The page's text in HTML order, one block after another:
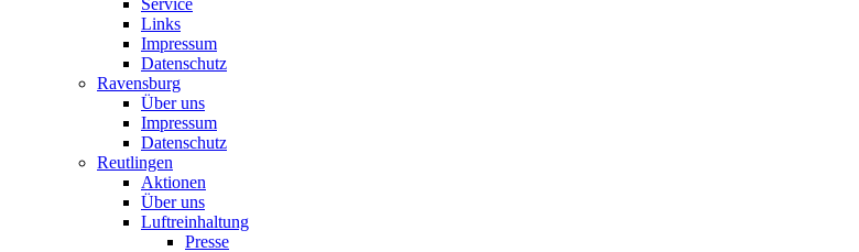
Service
Links
Impressum
Datenschutz
Ravensburg
Über uns
Impressum
Datenschutz
Reutlingen
Aktionen
Über uns
Luftreinhaltung
Presse